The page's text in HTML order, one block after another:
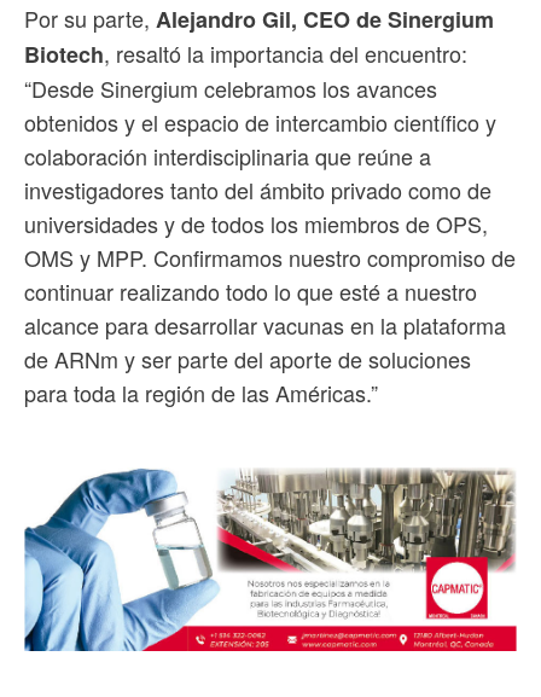
Por su parte, Alejandro Gil, CEO de Sinergium
Biotech, resaltó la importancia del encuentro:
“Desde Sinergium celebramos los avances
obtenidos y el espacio de intercambio científico y
colaboración interdisciplinaria que reúne a
investigadores tanto del ámbito privado como de
universidades y de todos los miembros de OPS,
OMS y MPP. Confirmamos nuestro compromiso de
continuar realizando todo lo que esté a nuestro
alcance para desarrollar vacunas en la plataforma
de ARNm y ser parte del aporte de soluciones
para toda la región de las Américas.”